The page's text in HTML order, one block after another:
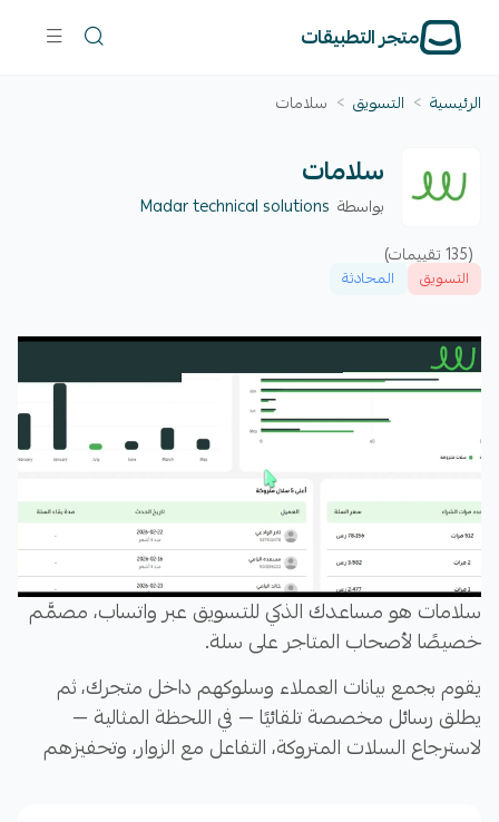
متجر التطبيقات
الرئيسية > التسويق > سلامات
سلامات
بواسطة Madar technical solutions
(135 تقييمات)
التسويق المحادثة
سلامات هو مساعدك الذكي للتسويق عبر واتساب، مصمَّم
خصيصًا لأصحاب المتاجر على سلة.
يقوم بجمع بيانات العملاء وسلوكهم داخل متجرك، ثم
يطلق رسائل مخصصة تلقائيًا — في اللحظة المثالية —
لاسترجاع السلات المتروكة، التفاعل مع الزوار، وتحفيزهم